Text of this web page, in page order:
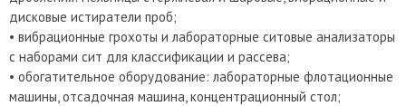
дисковые истиратели проб;
• вибрационные грохоты и лабораторные ситовые анализаторы
с наборами сит для классификации и рассева;
• обогатительное оборудование: лабораторные флотационные
машины, отсадочная машина, концентрационный стол;